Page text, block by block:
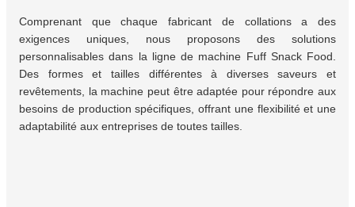
Comprenant que chaque fabricant de collations a des
exigences uniques, nous proposons des solutions
personnalisables dans la ligne de machine Fuff Snack Food.
Des formes et tailles différentes à diverses saveurs et
revêtements, la machine peut être adaptée pour répondre aux
besoins de production spécifiques, offrant une flexibilité et une
adaptabilité aux entreprises de toutes tailles.